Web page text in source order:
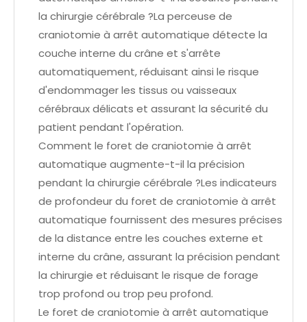
la chirurgie cérébrale ?La perceuse de
craniotomie à arrêt automatique détecte la
couche interne du crâne et s'arrête
automatiquement, réduisant ainsi le risque
d'endommager les tissus ou vaisseaux
cérébraux délicats et assurant la sécurité du
patient pendant l'opération.
Comment le foret de craniotomie à arrêt
automatique augmente-t-il la précision
pendant la chirurgie cérébrale ?Les indicateurs
de profondeur du foret de craniotomie à arrêt
automatique fournissent des mesures précises
de la distance entre les couches externe et
interne du crâne, assurant la précision pendant
la chirurgie et réduisant le risque de forage
trop profond ou trop peu profond.
Le foret de craniotomie à arrêt automatique